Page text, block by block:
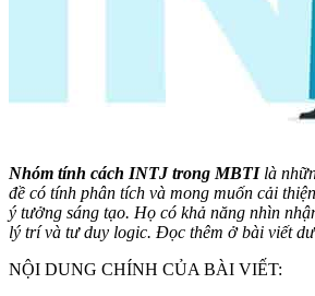
Nhóm tính cách INTJ trong MBTIlà
đề có tính phân tích và mong muốn cải
ý tưởng sáng tạo. Họ có khả năng nhìn
lý trí và tư duy logic. Đọc thêm ở bài viết
NỘI DUNG CHÍNH CỦA BÀI VIẾT: